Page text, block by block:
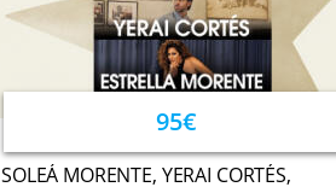
95€
SOLEÁ MORENTE, YERAI CORTÉS,